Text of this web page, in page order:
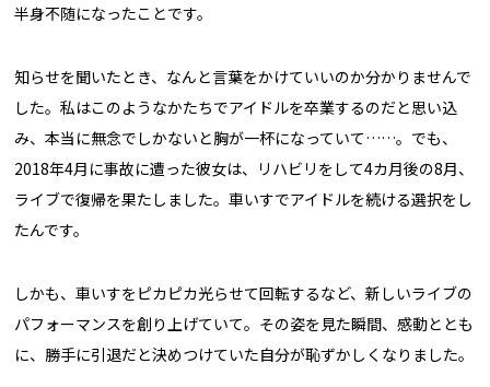
半身不随になったことです。
知らせを聞いたとき、なんと言葉をかけていいのか分かりませんで
した。私はこのようなかたちでアイドルを卒業するのだと思い込
み、本当に無念でしかないと胸が一杯になっていて……。でも、
2018年4月に事故に遭った彼女は、リハビリをして4カ月後の8月、
ライブで復帰を果たしました。車いすでアイドルを続ける選択をし
たんです。
しかも、車いすをピカピカ光らせて回転するなど、新しいライブの
パフォーマンスを創り上げていて。その姿を見た瞬間、感動ととも
に、勝手に引退だと決めつけていた自分が恥ずかしくなりました。